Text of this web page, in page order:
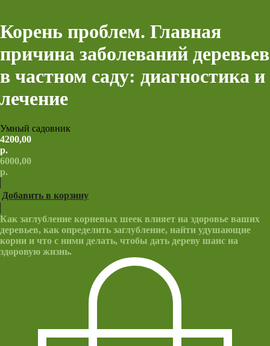
Корень проблем. Главная
причина заболеваний деревьев
в частном саду: диагностика и
лечение
Умный садовник
4200,00
р.
6000,00
р.
Добавить в корзину
Как заглубление корневых шеек влияет на здоровье ваших
деревьев, как определить заглубление, найти удушающие
корни и что с ними делать, чтобы дать дереву шанс на
здоровую жизнь.